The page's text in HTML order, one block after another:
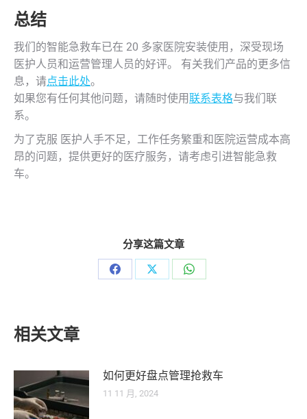
总结
我们的智能急救车已在 20 多家医院安装使用，深受现场
医护人员和运营管理人员的好评。 有关我们产品的更多信
息，请点击此处。
如果您有任何其他问题，请随时使用联系表格与我们联
系。
为了克服 医护人手不足，工作任务繁重和医院运营成本高
昂的问题，提供更好的医疗服务，请考虑引进智能急救
车。
分享这篇文章
Share
Share
Share
相关文章
如何更好盘点管理抢救车
11 11 月, 2024